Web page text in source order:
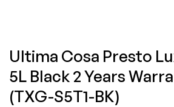
to
the
beginning
Ultima Cosa Presto
5L Black 2 Years
(TXG-S5T1-BK)